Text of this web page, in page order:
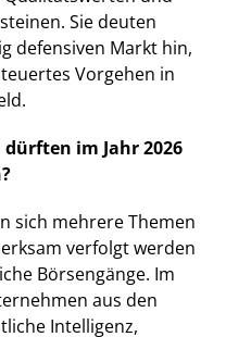
Sie deuten
defensiven Markt hin,
Vorgehen in
im Jahr 2026
sich mehrere Themen
verfolgt werden
Börsengänge. Im
aus den
Intelligenz,